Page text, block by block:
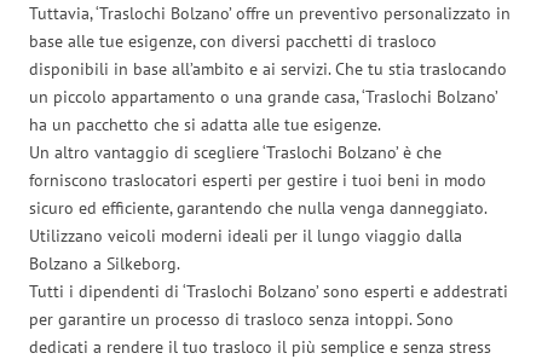
Tuttavia, ‘Traslochi Bolzano’ offre un preventivo personalizzato in
base alle tue esigenze, con diversi pacchetti di trasloco
disponibili in base all’ambito e ai servizi. Che tu stia traslocando
un piccolo appartamento o una grande casa, ‘Traslochi Bolzano’
ha un pacchetto che si adatta alle tue esigenze.
Un altro vantaggio di scegliere ‘Traslochi Bolzano’ è che
forniscono traslocatori esperti per gestire i tuoi beni in modo
sicuro ed efficiente, garantendo che nulla venga danneggiato.
Utilizzano veicoli moderni ideali per il lungo viaggio dalla
Bolzano a Silkeborg.
Tutti i dipendenti di ‘Traslochi Bolzano’ sono esperti e addestrati
per garantire un processo di trasloco senza intoppi. Sono
dedicati a rendere il tuo trasloco il più semplice e senza stress